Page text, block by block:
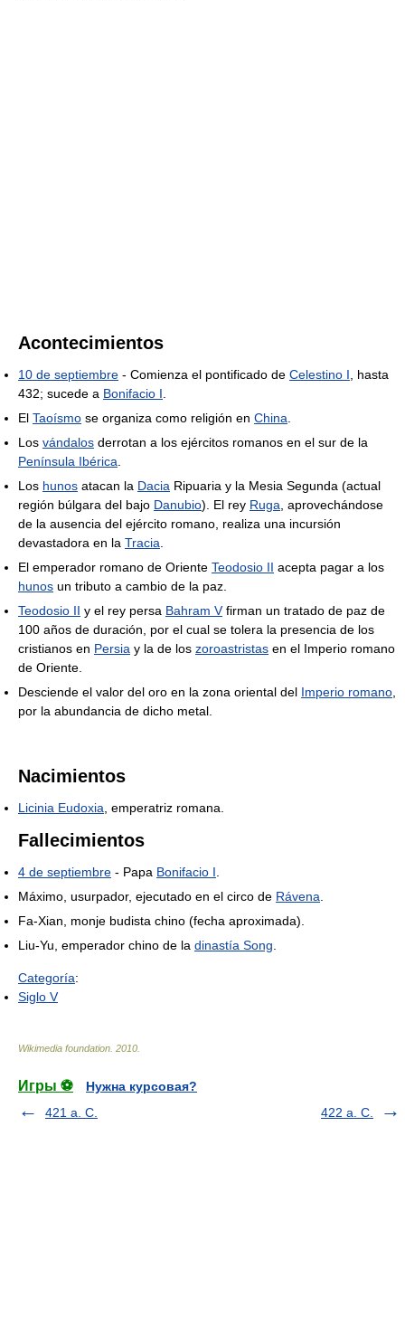
Acontecimientos
10 de septiembre - Comienza el pontificado de Celestino I , hasta
432; sucede a Bonifacio I
El Taoísmo se organiza como religión en China
Los vándalos derrotan a los ejércitos romanos en el sur de la
Península Ibérica
Los hunos atacan la Dacia Ripuaria y la Mesia Segunda (actual
región búlgara del bajo Danubio). El rey Ruga , aprovechándose
de la ausencia del ejército romano, realiza una incursión
devastadora en la Tracia
El emperador romano de Oriente Teodosio II acepta pagar a los
hunos un tributo a cambio de la paz.
Teodosio II y el rey persa Bahram Vfirman un tratado de paz de
100 años de duración, por el cual se tolera la presencia de los
cristianos en Persia y la de los zoroastristas en el Imperio romano
de Oriente.
Desciende el valor del oro en la zona oriental del Imperio romano
por la abundancia de dicho metal.
Nacimientos
Licinia Eudoxia , emperatriz romana.
Fallecimientos
4 de septiembre - Papa Bonifacio I
Máximo, usurpador, ejecutado en el circo de Rávena
Fa-Xian, monje budista chino (fecha aproximada).
Liu-Yu, emperador chino de la dinastía Song
Categoría:
Siglo V
Wikimedia foundation 2010
Игры ⚽
Нужна курсовая?
421 a. C.
422 a. C.